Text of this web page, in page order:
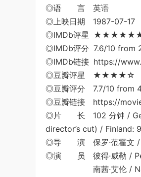
◎语 言 英语
◎上映日期 1987-07-17
◎IMDb评星
◎IMDb评分 7.6/10 from
◎IMDb链接 https://
◎豆瓣评星 ★★★★☆
◎豆瓣评分 7.7/10 from
◎豆瓣链接 https://
◎片 长 102 分钟 /
director’s cut) / Finland:
◎导 演 保罗·范霍文 /
◎演 员 彼得·威勒 /
南茜·艾伦 /